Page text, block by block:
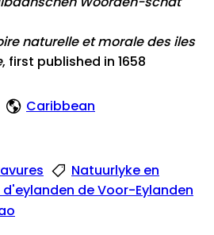
naturelle et morale des iles
, first published in 1658
Caribbean
Natuurlyke en
de Voor-Eylanden